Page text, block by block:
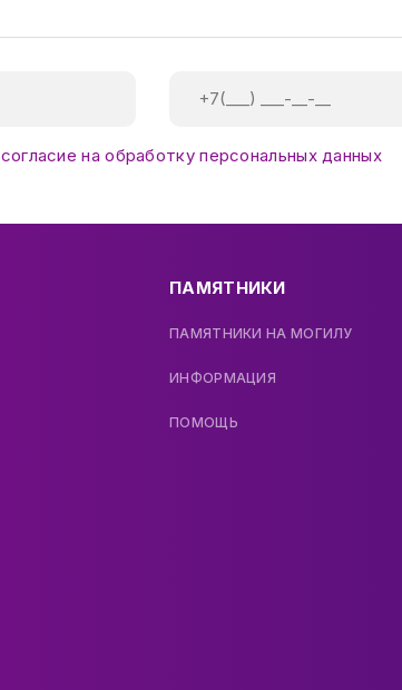
согласие на обработку персональных данных
ПАМЯТНИКИ
ПАМЯТНИКИ НА МОГИЛУ
ИНФОРМАЦИЯ
ПОМОЩЬ